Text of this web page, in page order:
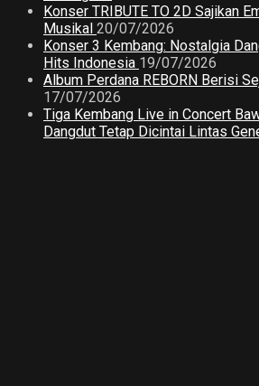
Konser TRIBUTE TO 2D Sajikan
Musikal 20/07/2026
Konser 3 Kembang: Nostalgia
Hits Indonesia 19/07/2026
Album Perdana REBORN Berisi
17/07/2026
Tiga Kembang Live in Concert
Dangdut Tetap Dicintai Lintas